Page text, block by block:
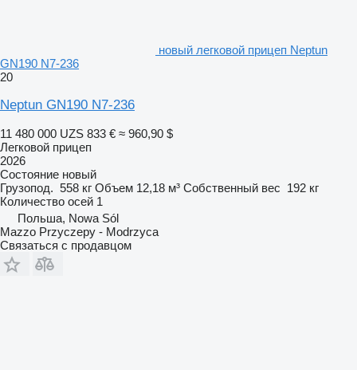
новый легковой прицеп Neptun
GN190 N7-236
20
Neptun GN190 N7-236
11 480 000 UZS 833 € ≈ 960,90 $
Легковой прицеп
2026
Состояние новый
Грузопод. 558 кг Объем 12,18 м³ Собственный вес 192 кг
Количество осей 1
Польша, Nowa Sól
Mazzo Przyczepy - Modrzyca
Связаться с продавцом